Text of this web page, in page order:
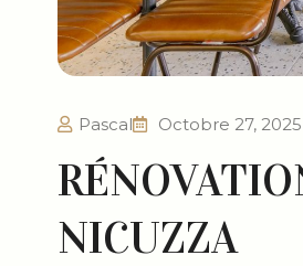
Pascal Octobre 27, 2025
NICUZZA